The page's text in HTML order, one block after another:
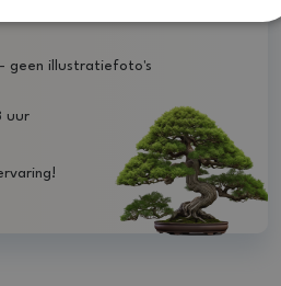
geen illustratiefoto's
uur